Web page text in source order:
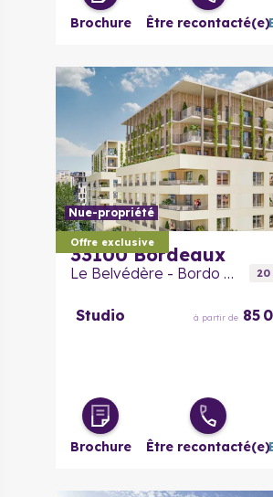
Brochure Être recontacté(e)
Offre exclusive
Nue-propriété
33100 Bordeaux
Le Belvédère - Bordo Neo 20
Studio à partir de 85
Brochure Être recontacté(e)